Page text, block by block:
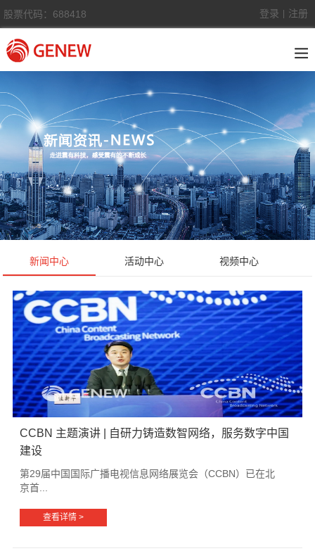
股票代码：688418 登录 注册
新闻中心 活动中心 视频中心
CCBN 主题演讲 | 自研力铸造数智网络，服务数字中国
建设
第29届中国国际广播电视信息网络展览会（CCBN）已在北
京首...
查看详情 >